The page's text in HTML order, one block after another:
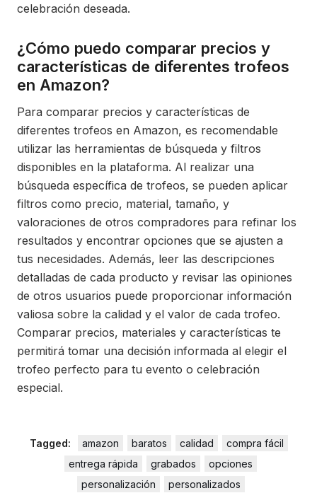
celebración deseada.
¿Cómo puedo comparar precios y
características de diferentes trofeos
en Amazon?
Para comparar precios y características de
diferentes trofeos en Amazon, es recomendable
utilizar las herramientas de búsqueda y filtros
disponibles en la plataforma. Al realizar una
búsqueda específica de trofeos, se pueden aplicar
filtros como precio, material, tamaño, y
valoraciones de otros compradores para refinar los
resultados y encontrar opciones que se ajusten a
tus necesidades. Además, leer las descripciones
detalladas de cada producto y revisar las opiniones
de otros usuarios puede proporcionar información
valiosa sobre la calidad y el valor de cada trofeo.
Comparar precios, materiales y características te
permitirá tomar una decisión informada al elegir el
trofeo perfecto para tu evento o celebración
especial.
Tagged: amazon baratos calidad
compra fácil
entrega rápida
grabados
opciones
personalización
personalizados